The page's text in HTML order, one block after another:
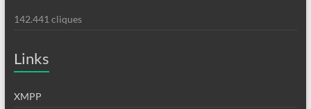
142.441 cliques
Links
XMPP